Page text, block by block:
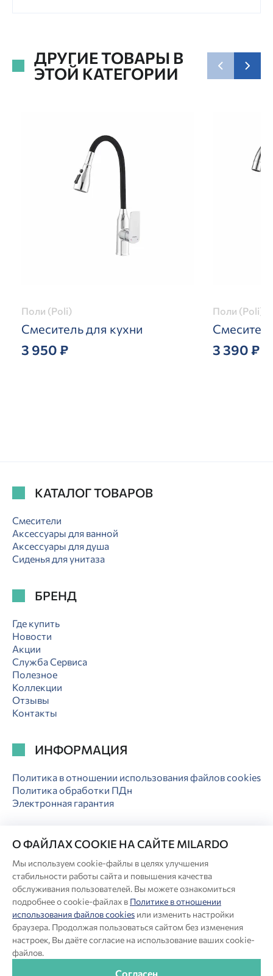
ДРУГИЕ ТОВАРЫ В
ЭТОЙ КАТЕГОРИИ
Поли (Poli)
Смеситель для кухни
3 950 ₽
Поли (Poli)
3 390 ₽
КАТАЛОГ ТОВАРОВ
Смесители
Аксессуары для ванной
Аксессуары для душа
Сиденья для унитаза
БРЕНД
Где купить
Новости
Акции
Служба Сервиса
Полезное
Коллекции
Отзывы
Контакты
ИНФОРМАЦИЯ
Политика в отношении использования файлов cookies
Политика обработки ПДн
Электронная гарантия
© Milardo
Разработка сайта:
Производитель оставляет за собой право в любой момент
вносить изменения в комплектацию, дизайн и характеристики
®
О ФАЙЛАХ COOKIE НА САЙТЕ MILARDO
Мы используем cookie-файлы в целях улучшения
стабильности работы сайта и повышения качества
обслуживания пользователей. Вы можете ознакомиться
подробнее о cookie-файлах в Политике в отношении
использования файлов cookies или изменить настройки
браузера. Продолжая пользоваться сайтом без изменения
настроек, Вы даёте согласие на использование ваших cookie-
файлов.
Согласен